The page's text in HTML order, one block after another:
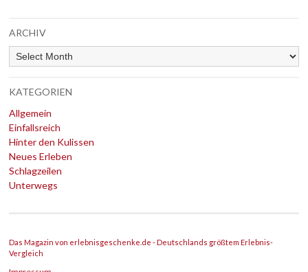
ARCHIV
Archiv
KATEGORIEN
Allgemein
Einfallsreich
Hinter den Kulissen
Neues Erleben
Schlagzeilen
Unterwegs
Das Magazin von erlebnisgeschenke.de - Deutschlands größtem Erlebnis-
Vergleich